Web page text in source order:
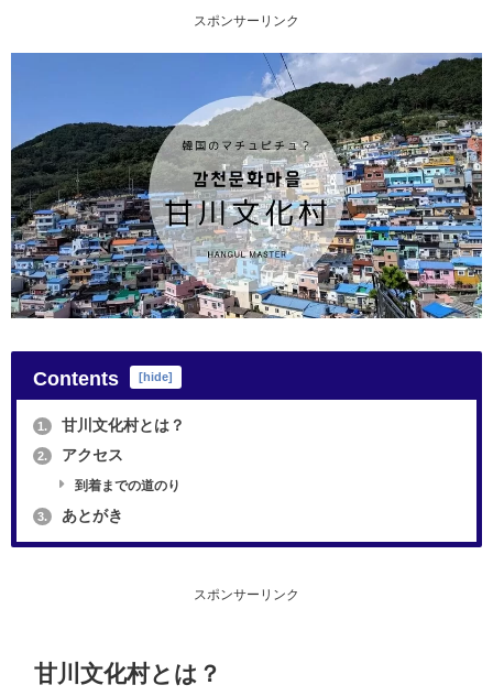
スポンサーリンク
Contents [hide]
1. 甘川文化村とは？
2. アクセス
到着までの道のり
3. あとがき
スポンサーリンク
甘川文化村とは？